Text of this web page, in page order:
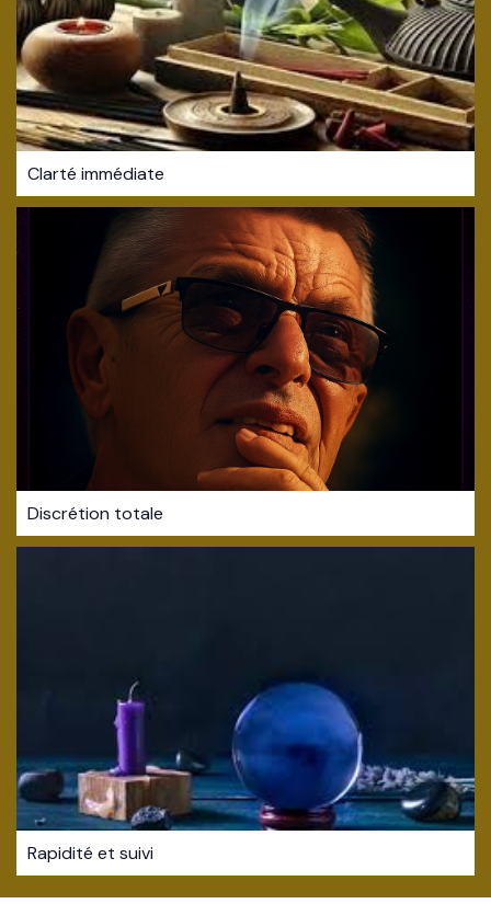
Clarté immédiate
Discrétion totale
Rapidité et suivi